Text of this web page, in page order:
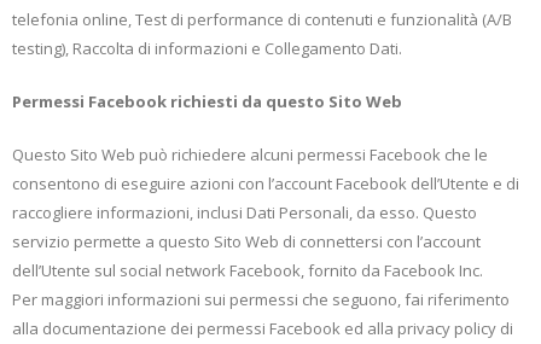
telefonia online, Test di performance di contenuti e funzionalità (A/B
testing), Raccolta di informazioni e Collegamento Dati.
Permessi Facebook richiesti da questo Sito Web
Questo Sito Web può richiedere alcuni permessi Facebook che le
consentono di eseguire azioni con l’account Facebook dell’Utente e di
raccogliere informazioni, inclusi Dati Personali, da esso. Questo
servizio permette a questo Sito Web di connettersi con l’account
dell’Utente sul social network Facebook, fornito da Facebook Inc.
Per maggiori informazioni sui permessi che seguono, fai riferimento
alla documentazione dei permessi Facebook ed alla privacy policy di